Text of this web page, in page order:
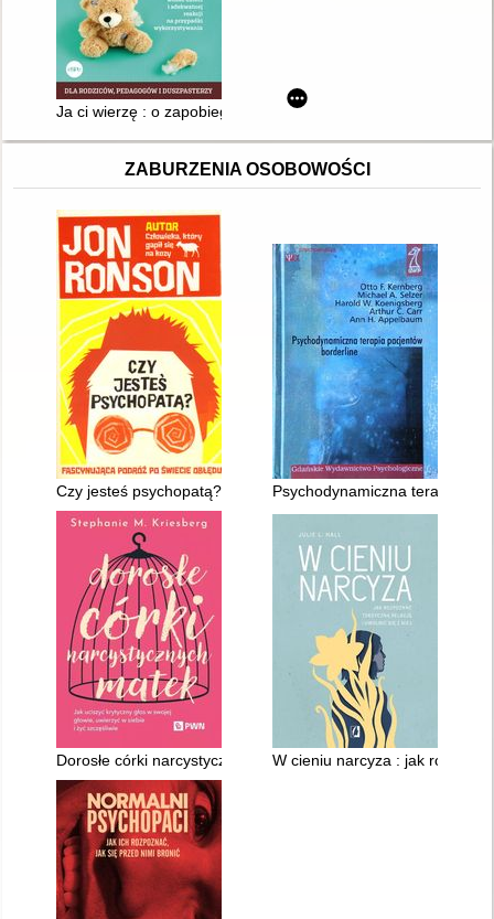
Ja ci wierzę : o zapobieganiu przemocy seksualnej wobec
ZABURZENIA OSOBOWOŚCI
Czy jesteś psychopatą? : fascynująca podróż po świecie
Psychodynamiczna terapia
Dorosłe córki narcystycznych matek : jak uciszyć krytyczny
W cieniu narcyza : jak